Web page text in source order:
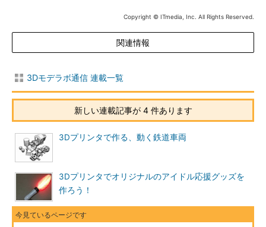
Copyright © ITmedia, Inc. All Rights Reserved.
関連情報
3Dモデラボ通信 連載一覧
新しい連載記事が 4 件あります
3Dプリンタで作る、動く鉄道車両
3Dプリンタでオリジナルのアイドル応援グッズを
作ろう！